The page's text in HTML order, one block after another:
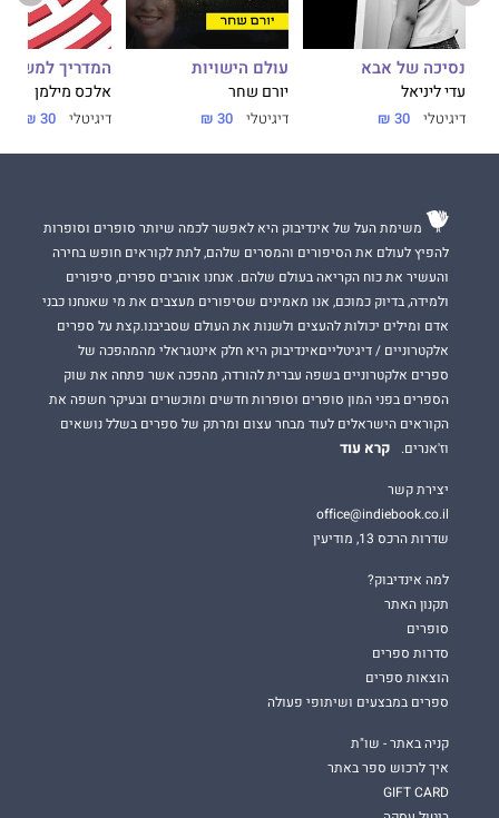
נסיכה של אבא
עדי ליניאל
דיגיטלי 30 ₪
עולם הישויות
יורם שחר
דיגיטלי 30 ₪
המדריך
אלכס מילמן
דיגיטלי 30 ₪
משימת העל של אינדיבוק היא לאפשר לכמה שיותר סופרים וסופרות
להפיץ לעולם את הסיפורים והמסרים שלהם, לתת לקוראים חופש בחירה
והעשיר את כוח הקריאה בעולם שלהם. אנחנו אוהבים ספרים, סיפורים
ולמידה, בדיוק כמוכם, אנו מאמינים שסיפורים מעצבים את מי שאנחנו כבני
אדם ומילים יכולות להעצים ולשנות את העולם שסביבנו.קצת על ספרים
אלקטרוניים / דיגיטלייםאינדיבוק היא חלק אינטגראלי מהמהפכה של
ספרים אלקטרוניים בשפה עברית להורדה, מהפכה אשר פתחה את שוק
הספרים בפני המון סופרים וסופרות חדשים ומוכשרים ובעיקר חשפה את
הקוראים הישראלים לעוד מבחר עצום ומרתק של ספרים בשלל נושאים
וז'אנרים.
קרא עוד
יצירת קשר
office@indiebook.co.il
שדרות הרכס 13, מודיעין
למה אינדיבוק?
תקנון האתר
סופרים
סדרות ספרים
הוצאות ספרים
ספרים במבצעים ושיתופי פעולה
קניה באתר - שו"ת
איך לרכוש ספר באתר
GIFT CARD